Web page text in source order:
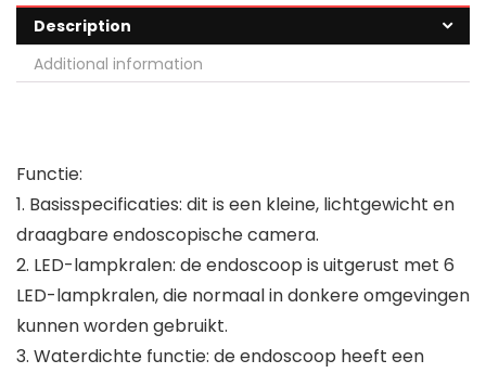
Description
Additional information
Functie:
1. Basisspecificaties: dit is een kleine, lichtgewicht en
draagbare endoscopische camera.
2. LED-lampkralen: de endoscoop is uitgerust met 6
LED-lampkralen, die normaal in donkere omgevingen
kunnen worden gebruikt.
3. Waterdichte functie: de endoscoop heeft een